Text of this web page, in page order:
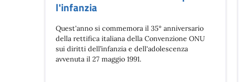
l'infanzia
Quest'anno si commemora il 35° anniversario
della rettifica italiana della Convenzione ONU
sui diritti dell’infanzia e dell'adolescenza
avvenuta il 27 maggio 1991.